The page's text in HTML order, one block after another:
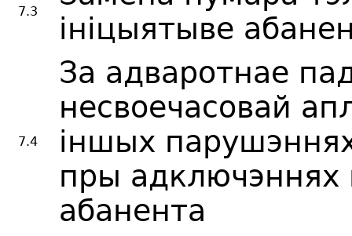
7.3
ініцыятыве
7.4
За адваротнае
несвоечасовай
іншых
пры адключэннях
абанента